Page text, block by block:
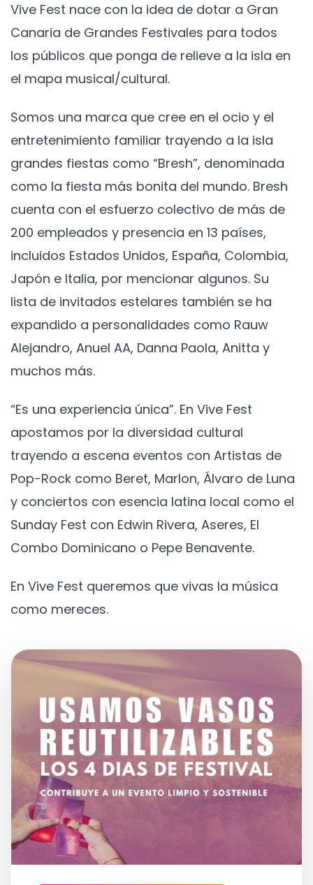
Vive Fest nace con la idea de dotar a Gran
Canaria de Grandes Festivales para todos
los públicos que ponga de relieve a la isla en
el mapa musical/cultural.
Somos una marca que cree en el ocio y el
entretenimiento familiar trayendo a la isla
grandes fiestas como “Bresh”, denominada
como la fiesta más bonita del mundo. Bresh
cuenta con el esfuerzo colectivo de más de
200 empleados y presencia en 13 países,
incluidos Estados Unidos, España, Colombia,
Japón e Italia, por mencionar algunos. Su
lista de invitados estelares también se ha
expandido a personalidades como Rauw
Alejandro, Anuel AA, Danna Paola, Anitta y
muchos más.
“Es una experiencia única”. En Vive Fest
apostamos por la diversidad cultural
trayendo a escena eventos con Artistas de
Pop-Rock como Beret, Marlon, Álvaro de Luna
y conciertos con esencia latina local como el
Sunday Fest con Edwin Rivera, Aseres, El
Combo Dominicano o Pepe Benavente.
En Vive Fest queremos que vivas la música
como mereces.